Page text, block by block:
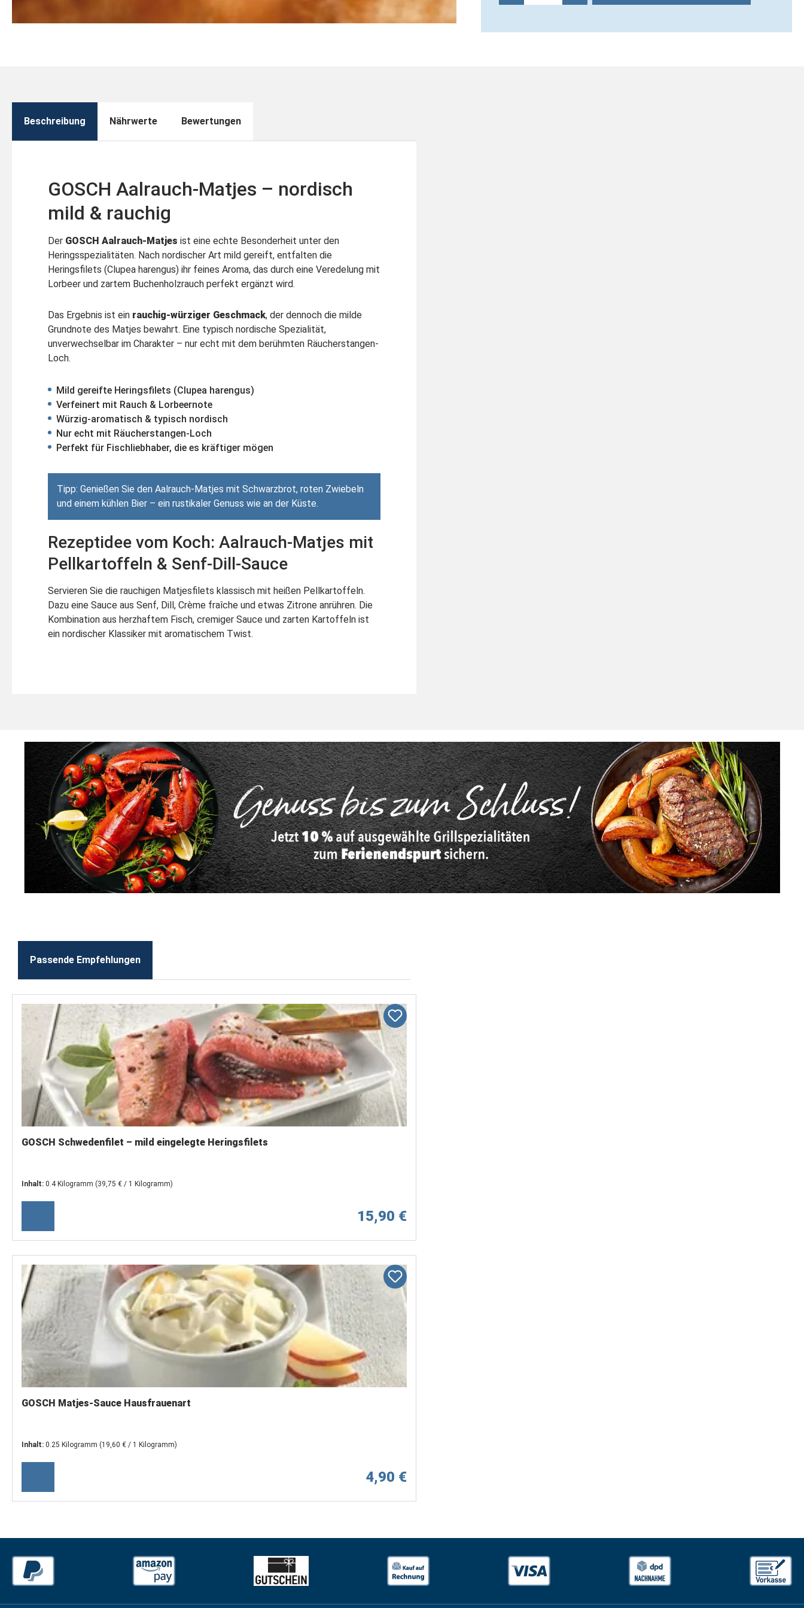
Beschreibung Nährwerte Bewertungen
GOSCH Aalrauch-Matjes – nordisch
mild & rauchig
Der GOSCH Aalrauch-Matjes ist eine echte Besonderheit unter den
Heringsspezialitäten. Nach nordischer Art mild gereift, entfalten die
Heringsfilets (Clupea harengus) ihr feines Aroma, das durch eine Veredelung mit
Lorbeer und zartem Buchenholzrauch perfekt ergänzt wird.
Das Ergebnis ist ein rauchig-würziger Geschmack, der dennoch die milde
Grundnote des Matjes bewahrt. Eine typisch nordische Spezialität,
unverwechselbar im Charakter – nur echt mit dem berühmten Räucherstangen-
Loch.
Mild gereifte Heringsfilets (Clupea harengus)
Verfeinert mit Rauch & Lorbeernote
Würzig-aromatisch & typisch nordisch
Nur echt mit Räucherstangen-Loch
Perfekt für Fischliebhaber, die es kräftiger mögen
Tipp: Genießen Sie den Aalrauch-Matjes mit Schwarzbrot, roten Zwiebeln
und einem kühlen Bier – ein rustikaler Genuss wie an der Küste.
Rezeptidee vom Koch: Aalrauch-Matjes mit
Pellkartoffeln & Senf-Dill-Sauce
Servieren Sie die rauchigen Matjesfilets klassisch mit heißen Pellkartoffeln.
Dazu eine Sauce aus Senf, Dill, Crème fraîche und etwas Zitrone anrühren. Die
Kombination aus herzhaftem Fisch, cremiger Sauce und zarten Kartoffeln ist
ein nordischer Klassiker mit aromatischem Twist.
Passende Empfehlungen
GOSCH Schwedenfilet – mild eingelegte Heringsfilets
Inhalt: 0.4 Kilogramm (39,75 € / 1 Kilogramm)
15,90 €
GOSCH Matjes-Sauce Hausfrauenart
Inhalt: 0.25 Kilogramm (19,60 € / 1 Kilogramm)
4,90 €